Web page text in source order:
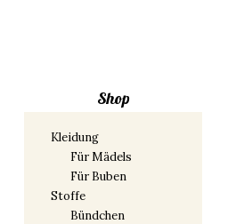
Shop
Kleidung
Für Mädels
Für Buben
Stoffe
Bündchen